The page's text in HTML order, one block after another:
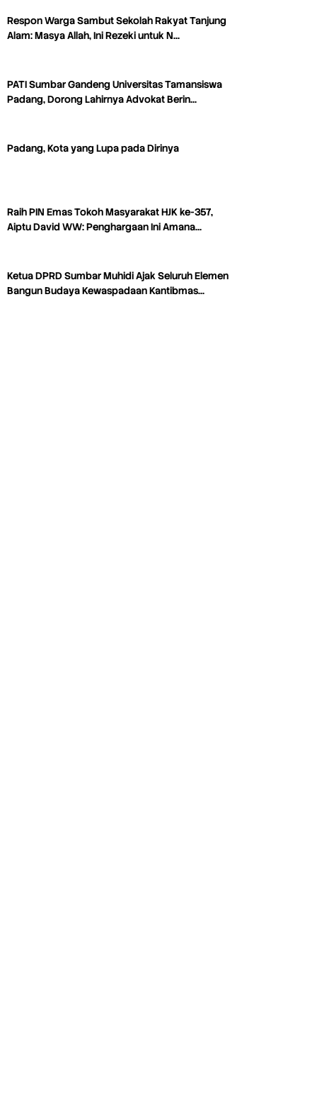
Respon Warga Sambut Sekolah Rakyat Tanjung
Alam: Masya Allah, Ini Rezeki untuk N…
PATI Sumbar Gandeng Universitas Tamansiswa
Padang, Dorong Lahirnya Advokat Berin…
Padang, Kota yang Lupa pada Dirinya
Raih PIN Emas Tokoh Masyarakat HJK ke-357,
Aiptu David WW: Penghargaan Ini Amana…
Ketua DPRD Sumbar Muhidi Ajak Seluruh Elemen
Bangun Budaya Kewaspadaan Kantibmas…